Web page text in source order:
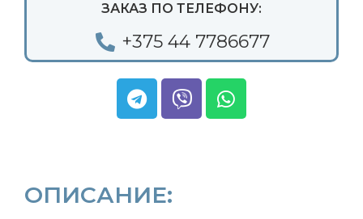
ЗАКАЗ ПО ТЕЛЕФОНУ:
+375 44 7786677
ОПИСАНИЕ: